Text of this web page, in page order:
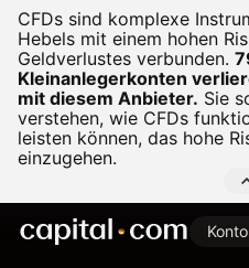
CFDs sind komplexe
Hebels mit einem hohen
Geldverlustes verbunden.
Kleinanlegerkonten
mit diesem Anbieter. Sie
verstehen, wie CFDs
leisten können, das hohe
einzugehen.